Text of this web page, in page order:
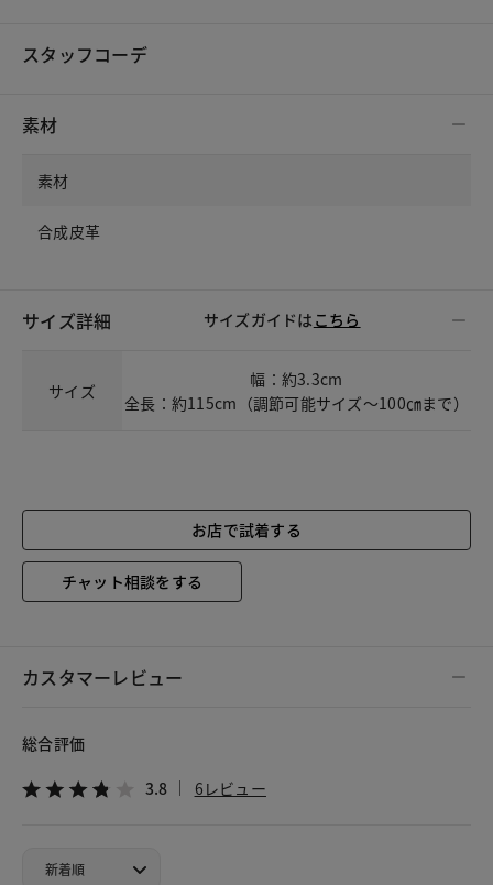
スタッフコーデ
素材
素材
合成皮革
サイズ詳細 サイズガイドは こちら
サイズ
幅：約3.3cm
全長：約115cm（調節可能サイズ～100㎝まで）
お店で試着する
チャット相談をする
カスタマーレビュー
総合評価
3.8 6レビュー